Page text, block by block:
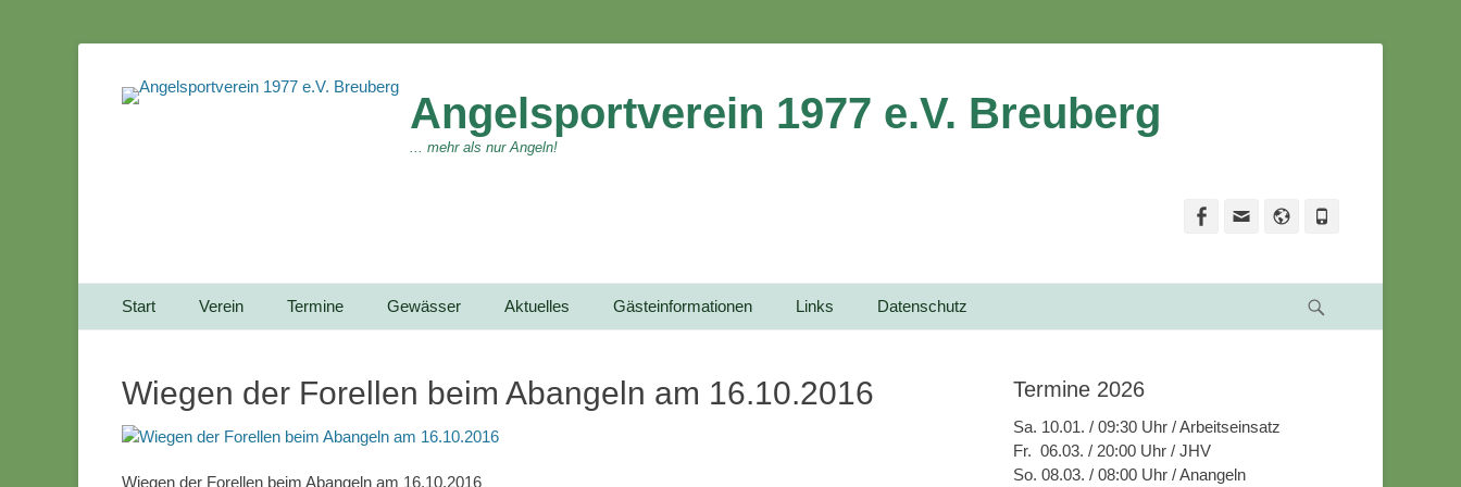
Angelsportverein 1977 e.V. Breuberg
... mehr als nur Angeln!
Facebook
Email Website
Primärmenu
zum
Start Verein Termine Gewässer Aktuelles Gästeinformationen Links Datenschutz
Wiegen der Forellen beim Abangeln am 16.10.2016
Wiegen der Forellen beim Abangeln am 16.10.2016
Termine 2026
Sa. 10.01. / 09:30 Uhr / Arbeitseinsatz
Fr. 06.03. / 20:00 Uhr / JHV
So. 08.03. / 08:00 Uhr / Anangeln